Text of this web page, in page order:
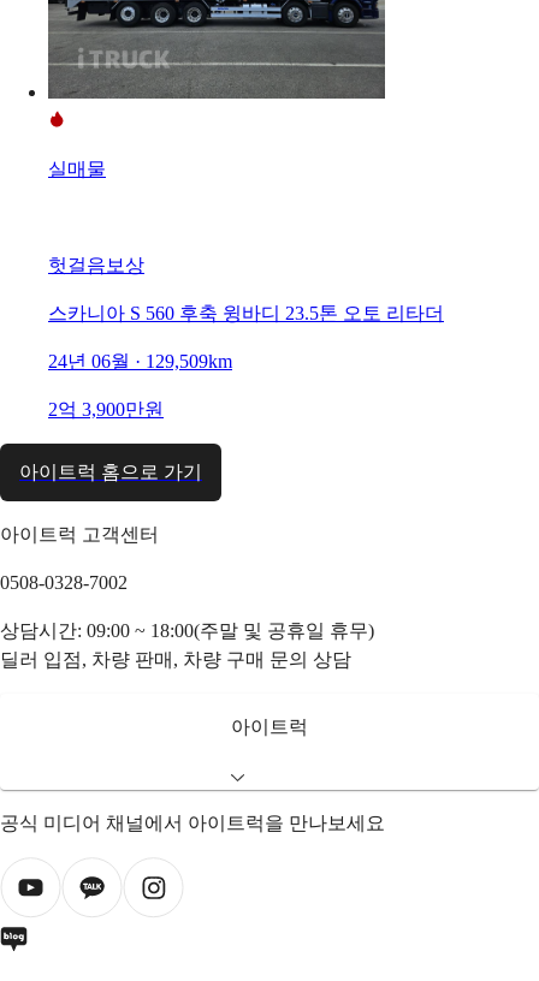
실매물
헛걸음보상
스카니아 S 560 후축 윙바디 23.5톤 오토 리타더
24년 06월 · 129,509km
2억 3,900만원
아이트럭 홈으로 가기
아이트럭 고객센터
0508-0328-7002
상담시간: 09:00 ~ 18:00(주말 및 공휴일 휴무)
딜러 입점, 차량 판매, 차량 구매 문의 상담
아이트럭
공식 미디어 채널에서 아이트럭을 만나보세요